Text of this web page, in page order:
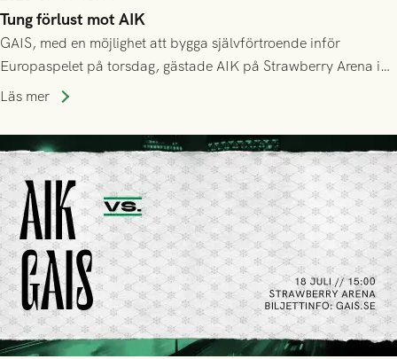
Tung förlust mot AIK
GAIS, med en möjlighet att bygga självförtroende inför
Europaspelet på torsdag, gästade AIK på Strawberry Arena i
Stockholm . Men trots konstant hotande i första halvlek av
lyckades få in 2-0.
Läs mer